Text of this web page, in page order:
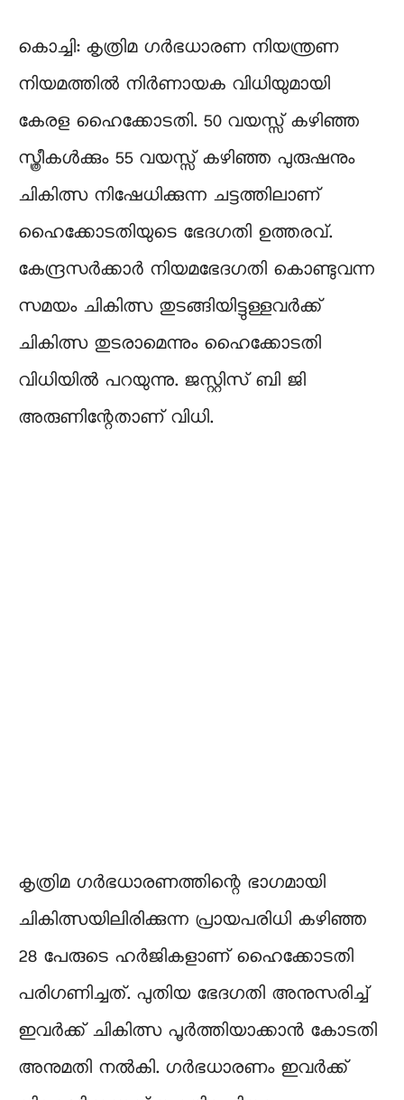
കൊച്ചി: കൃത്രിമ ഗർഭധാരണ നിയന്ത്രണ
നിയമത്തിൽ നിർണായക വിധിയുമായി
കേരള ഹൈക്കോടതി. 50 വയസ്സ് കഴിഞ്ഞ
സ്ത്രീകൾക്കും 55 വയസ്സ് കഴിഞ്ഞ പുരുഷനും
ചികിത്സ നിഷേധിക്കുന്ന ചട്ടത്തിലാണ്
ഹൈക്കോടതിയുടെ ഭേദഗതി ഉത്തരവ്.
കേന്ദ്രസർക്കാർ നിയമഭേദഗതി കൊണ്ടുവന്ന
സമയം ചികിത്സ തുടങ്ങിയിട്ടുള്ളവർക്ക്
ചികിത്സ തുടരാമെന്നും ഹൈക്കോടതി
വിധിയിൽ പറയുന്നു. ജസ്റ്റിസ് ബി ജി
അരുണിന്റേതാണ് വിധി.
കൃത്രിമ ഗർഭധാരണത്തിന്റെ ഭാഗമായി
ചികിത്സയിലിരിക്കുന്ന പ്രായപരിധി കഴിഞ്ഞ
28 പേരുടെ ഹർജികളാണ് ഹൈക്കോടതി
പരിഗണിച്ചത്. പുതിയ ഭേദഗതി അനുസരിച്ച്
ഇവർക്ക് ചികിത്സ പൂർത്തിയാക്കാൻ കോടതി
അനുമതി നൽകി. ഗർഭധാരണം ഇവർക്ക്